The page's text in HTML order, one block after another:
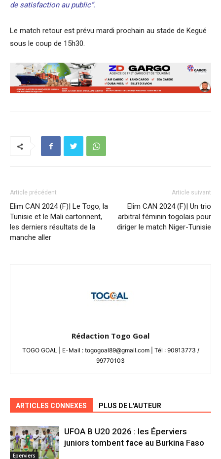
de satisfaction au public“.
Le match retour est prévu mardi prochain au stade de Kegué
sous le coup de 15h30.
Article précédent
Elim CAN 2024 (F)| Le Togo, la
Tunisie et le Mali cartonnent,
les derniers résultats de la
manche aller
Article suivant
Elim CAN 2024 (F)| Un trio
arbitral féminin togolais pour
diriger le match Niger-Tunisie
Rédaction Togo Goal
TOGO GOAL | E-Mail : togogoal89@gmail.com | Tél : 90913773 /
99770103
ARTICLES CONNEXES PLUS DE L'AUTEUR
Eperviers
UFOA B U20 2026 : les Éperviers
juniors tombent face au Burkina Faso